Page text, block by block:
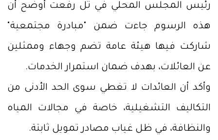
رئيس المجلس المحلي في تل رفعت أوضح أن
هذه الرسوم جاءت ضمن "مبادرة مجتمعية"
شاركت فيها هيئة عامة تضم وجهاء وممثلين
عن العائلات، بهدف ضمان استمرار الخدمات.
وأكد أن العائدات لا تغطي سوى الحد الأدنى من
التكاليف التشغيلية، خاصة في مجالات المياه
والنظافة، في ظل غياب مصادر تمويل ثابتة.